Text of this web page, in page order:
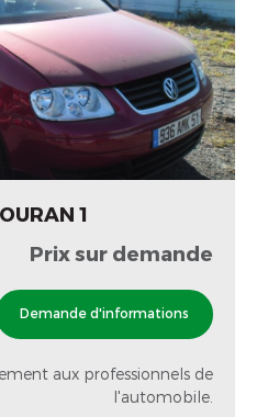
1
Prix sur demande
Demande d'informations
aux professionnels de
l'automobile.